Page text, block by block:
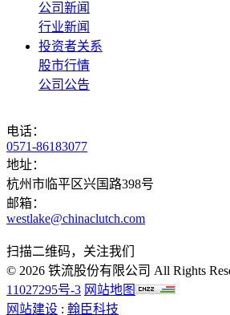
公司新闻
行业新闻
投资者关系
股市行情
公司公告
电话：
0571-86183077
地址：
杭州市临平区兴国路398号
邮箱：
westlake@chinaclutch.com
扫描二维码，关注我们
© 2026 铁流股份有限公司 All Rights
11027295号-3 网站地图
网站建设 : 翰臣科技